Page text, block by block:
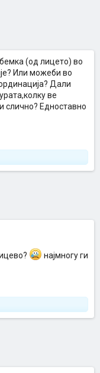
(од лицето) во
Или можеби во
Дали
ве
слично? Едноставно
најмногу ги